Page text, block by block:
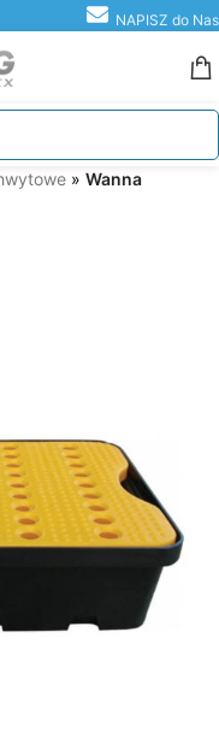
NAPISZ do Nas
» Wanna